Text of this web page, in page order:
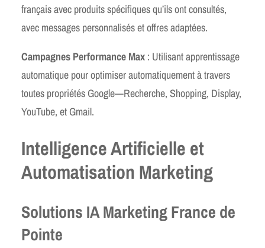
français avec produits spécifiques qu’ils ont consultés,
avec messages personnalisés et offres adaptées.
Campagnes Performance Max : Utilisant apprentissage
automatique pour optimiser automatiquement à travers
toutes propriétés Google—Recherche, Shopping, Display,
YouTube, et Gmail.
Intelligence Artificielle et
Automatisation Marketing
Solutions IA Marketing France de
Pointe